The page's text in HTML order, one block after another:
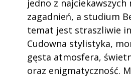
jedno z najciekawszych
zagadnień, a studium
temat jest straszliwie
Cudowna stylistyka,
gęsta atmosfera,
oraz enigmatyczność.